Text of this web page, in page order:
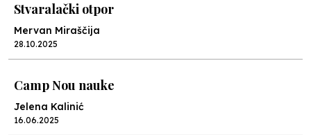
Stvaralački otpor
Mervan Miraščija
28.10.2025
Camp Nou nauke
Jelena Kalinić
16.06.2025